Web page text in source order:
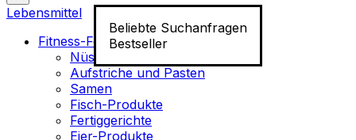
Beliebte Suchanfragen
Bestseller
Lebensmittel
Fitness-Food
Nüsse
Aufstriche und Pasten
Samen
Fisch-Produkte
Fertiggerichte
Eier-Produkte